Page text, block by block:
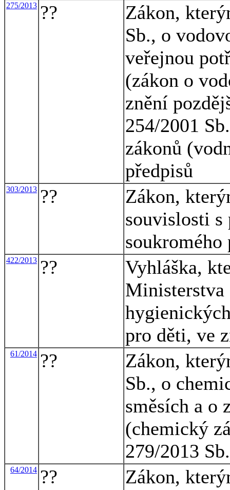
275/2013 ??
Zákon,
Sb., o
veřejnou
(zákon o
znění
254/2001
zákonů
předpisů
303/2013 ??
Zákon,
souvislosti
soukromého
422/2013 ??
Vyhláška,
Ministerstva
pro děti, ve
61/2014 ??
Zákon,
Sb., o
směsích a o
(chemický
279/2013
64/2014 ??
Zákon,